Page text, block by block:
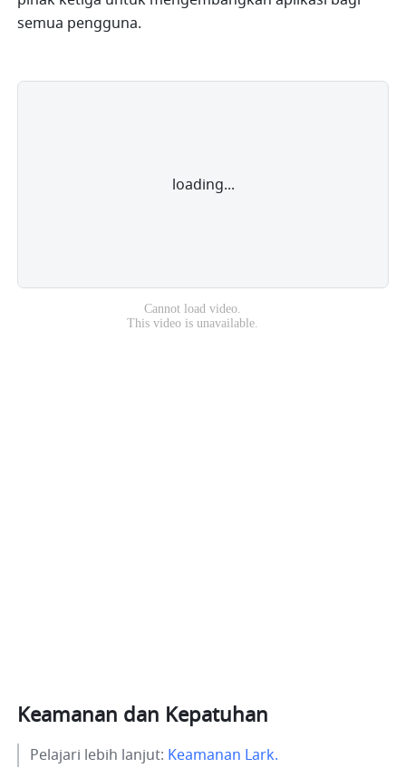
semua pengguna.
loading...
Keamanan dan Kepatuhan
Pelajari lebih lanjut: Keamanan Lark.